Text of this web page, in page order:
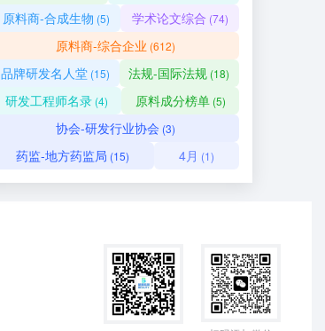
原料商-合成生物 (5) 学术论文综合 (74)
原料商-综合企业 (612)
品牌研发名人堂(15) 法规-国际法规 (18)
研发工程师名录(4) 原料成分榜单(5)
协会-研发行业协会 (3)
药监-地方药监局 (15) 4月 (1)